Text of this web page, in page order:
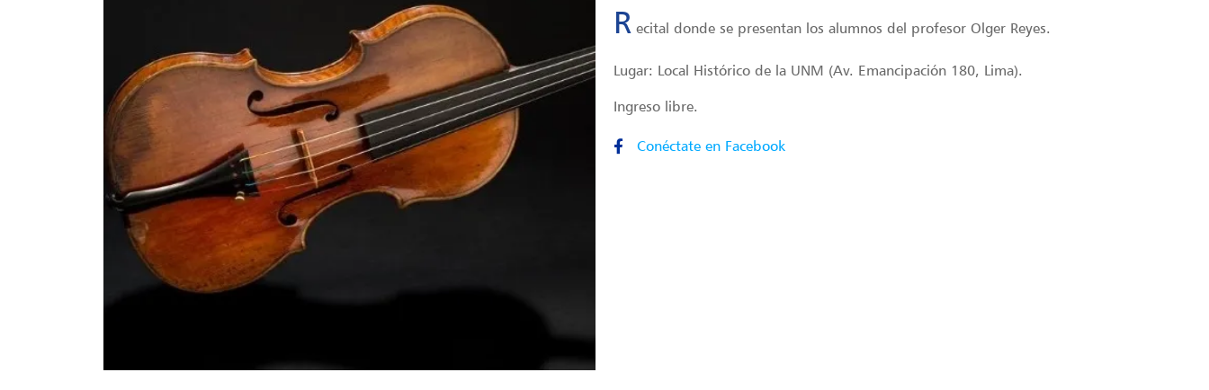
R ecital donde se presentan los alumnos del profesor Olger Reyes.
Lugar: Local Histórico de la UNM (Av. Emancipación 180, Lima).
Ingreso libre.
Conéctate en Facebook